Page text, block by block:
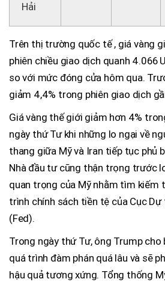
Hải
Trên thị trường quốc tế , giá vàng
phiên chiều giao dịch quanh 4.066
so với mức đóng cửa hôm qua.
giảm 4,4% trong phiên giao dịch
Giá vàng thế giới giảm hơn 4%
ngày thứ Tư khi những lo ngại về
thang giữa Mỹ và Iran tiếp tục phủ
Nhà đầu tư cũng thận trọng trước
quan trọng của Mỹ nhằm tìm kiếm
trình chính sách tiền tệ của Cục Dự
(Fed).
Trong ngày thứ Tư, ông Trump cho
quá trình đàm phán quá lâu và sẽ
hậu quả tương xứng. Tổng thống